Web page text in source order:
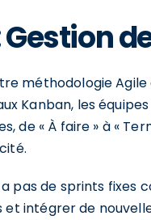
méthodologie
Kanban, les
de « À faire » à «
pas de sprints fixes
et intégrer de